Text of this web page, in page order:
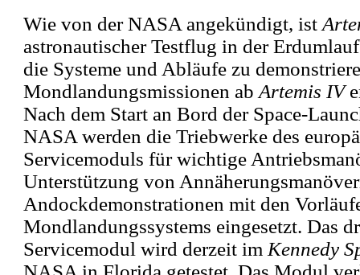
Wie von der NASA angekündigt, ist
astronautischer Testflug in der
die Systeme und Abläufe zu
Mondlandungsmissionen ab Artemis IV
Nach dem Start an Bord der Space-
NASA werden die Triebwerke des
Servicemoduls für wichtige
Unterstützung von
Andockdemonstrationen mit den
Mondlandungssystems eingesetzt. Das
Servicemodul wird derzeit im Kennedy